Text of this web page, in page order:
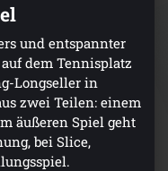
und entspannter
dem Tennisplatz
Longseller in
zwei Teilen: einem
äußeren Spiel geht
bei Slice,